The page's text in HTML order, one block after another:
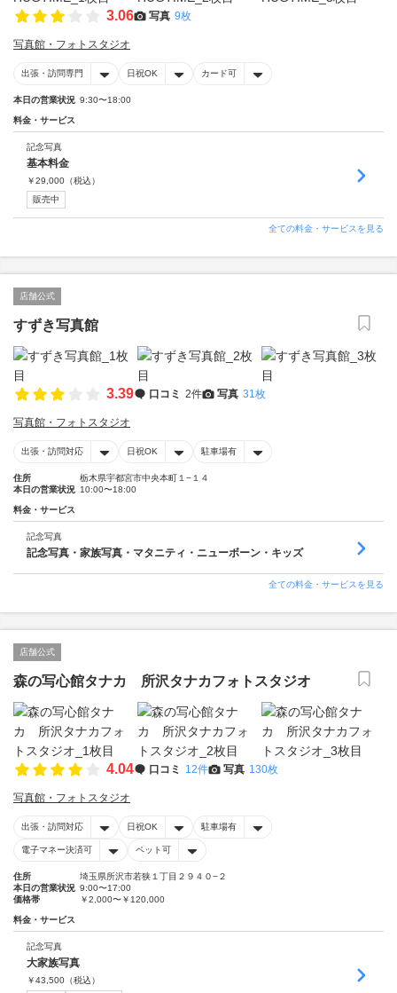
3.06 写真 9枚
写真館・フォトスタジオ
出張・訪問専門 日祝OK カード可
本日の営業状況 9:30〜18:00
料金・サービス
記念写真
基本料金
￥29,000 （税込）
販売中
全ての料金・サービスを見る
店舗公式
すずき写真館
3.39 口コミ 2件 写真 31枚
写真館・フォトスタジオ
出張・訪問対応 日祝OK 駐車場有
住所
栃木県宇都宮市中央本町１−１４
本日の営業状況 10:00〜18:00
料金・サービス
記念写真
記念写真・家族写真・マタニティ・ニューボーン・キッズ
全ての料金・サービスを見る
店舗公式
森の写心館タナカ 所沢タナカフォトスタジオ
4.04 口コミ 12件 写真 130枚
写真館・フォトスタジオ
出張・訪問対応 日祝OK 駐車場有
電子マネー決済可 ペット可
住所
埼玉県所沢市若狭１丁目２９４０−２
本日の営業状況 9:00〜17:00
価格帯
￥2,000〜￥120,000
料金・サービス
記念写真
大家族写真
￥43,500 （税込）